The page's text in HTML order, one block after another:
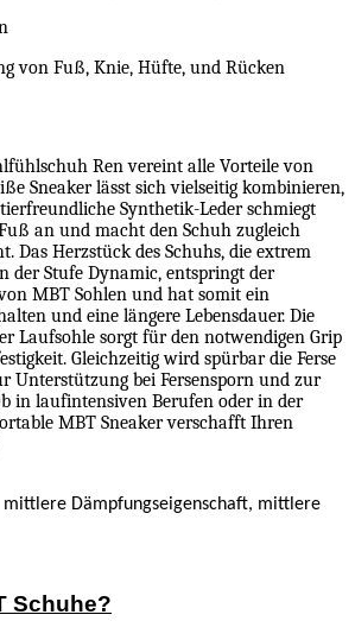
von Fuß, Knie, Hüfte, und Rücken
Ren vereint alle Vorteile von
Sneaker lässt sich vielseitig kombinieren,
Synthetik-Leder schmiegt
an und macht den Schuh zugleich
Das Herzstück des Schuhs, die extrem
der Stufe Dynamic, entspringt der
MBT Sohlen und hat somit ein
und eine längere Lebensdauer. Die
Laufsohle sorgt für den notwendigen Grip
Gleichzeitig wird spürbar die Ferse
Unterstützung bei Fersensporn und zur
in laufintensiven Berufen oder in der
MBT Sneaker verschafft Ihren
mittlere Dämpfungseigenschaft, mittlere
Schuhe?